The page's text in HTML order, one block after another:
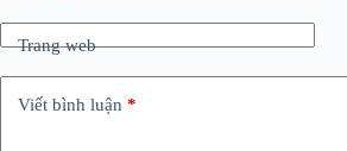
Trang web
Viết bình luận *